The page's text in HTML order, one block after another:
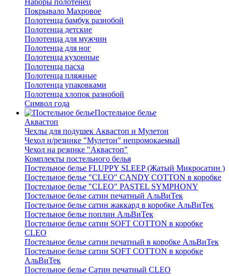
Наборы полотенец
Покрывало Махровое
Полотенца бамбук разнобой
Полотенца детские
Полотенца для мужчин
Полотенца для ног
Полотенца кухонные
Полотенца пасха
Полотенца пляжные
Полотенца упаковками
Полотенца хлопок разнобой
Символ года
Постельное белье
Аквастоп
Чехлы для подушек Аквастоп и Мулетон
Чехол н/резинке "Мулетон" непромокаемый
Чехол на резинке "Аквастоп"
Комплекты постельного белья
Постельное белье FLUPPY SLEEP (Жатый Микросатин )
Постельное белье "CLEO" CANDY COTTON в коробке
Постельное белье "CLEO" PASTEL SYMPHONY
Постельное белье сатин печатный АльВиТек
Постельное белье сатин жаккард в коробке АльВиТек
Постельное белье поплин АльВиТек
Постельное белье сатин SOFT COTTON в коробке
CLEO
Постельное белье сатин печатный в коробке АльВиТек
Постельное белье сатин SOFT COTTON в коробке
АльВиТек
Постельное белье Сатин печатный CLEO